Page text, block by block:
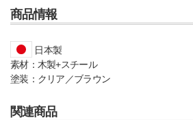
商品情報
日本製
素材：木製+スチール
塗装：クリア／ブラウン
関連商品